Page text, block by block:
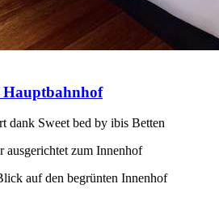
Hauptbahnhof
dank Sweet bed by ibis Betten
ausgerichtet zum Innenhof
auf den begrünten Innenhof